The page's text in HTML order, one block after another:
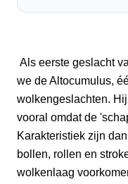
Als eerste geslacht
we de Altocumulus,
wolkengeslachten.
vooral omdat de
Karakteristiek zijn
bollen, rollen en
wolkenlaag